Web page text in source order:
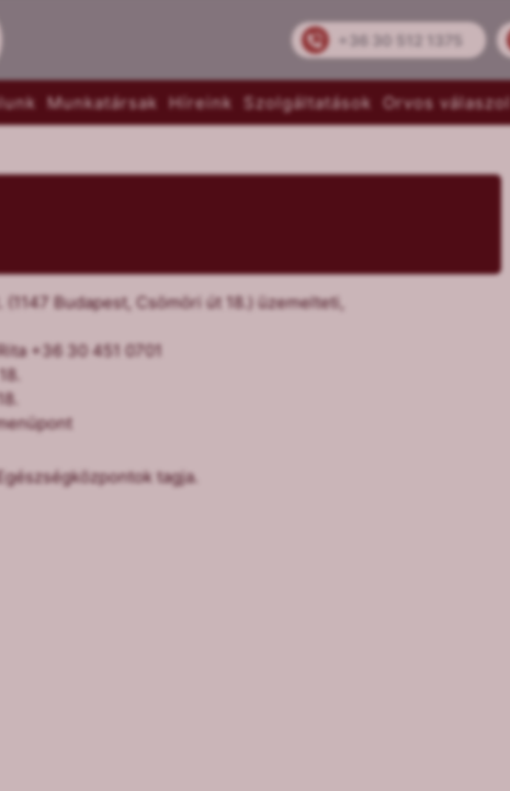
+36 30 512 1375
Munkatársak Híreink Szolgáltatások Orvos válaszol
Budapest, Csömöri út 18.) üzemelteti,
+36 30 451 0701
tagja.